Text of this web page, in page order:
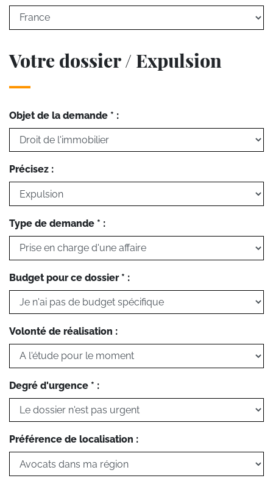
Votre dossier / Expulsion
Objet de la demande * :
Précisez :
Type de demande * :
Budget pour ce dossier * :
Volonté de réalisation :
Degré d'urgence * :
Préférence de localisation :